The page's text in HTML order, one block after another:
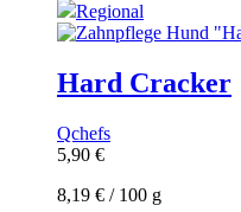
Regional
Hard Cracker
Qchefs
5,90 €
8,19 € / 100 g